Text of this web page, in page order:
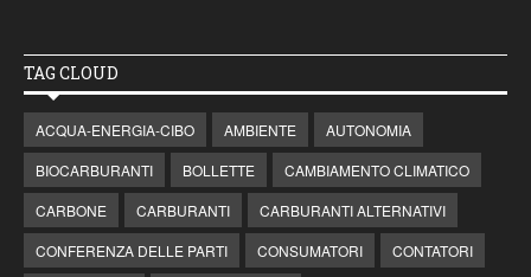
TAG CLOUD
ACQUA-ENERGIA-CIBO AMBIENTE
AUTONOMIA
BIOCARBURANTI
BOLLETTE
CAMBIAMENTO CLIMATICO
CARBONE
CARBURANTI
CARBURANTI ALTERNATIVI
CONFERENZA DELLE PARTI
CONSUMATORI CONTATORI